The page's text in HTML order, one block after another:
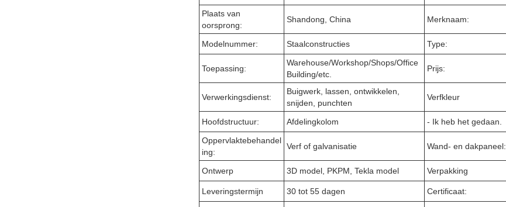
Plaats van
oorsprong:
Shandong, China Merknaam:
Modelnummer: Staalconstructies Type:
Toepassing:
Warehouse/Workshop/Shops/Office
Building/etc.
Prijs:
Verwerkingsdienst:
Buigwerk, lassen, ontwikkelen,
snijden, punchten
Verfkleur
Hoofdstructuur: Afdelingkolom - Ik heb het gedaan.
Oppervlaktebehandel
ing:
Verf of galvanisatie Wand- en dakpaneel:
Ontwerp 3D model, PKPM, Tekla model Verpakking
Leveringstermijn 30 tot 55 dagen Certificaat: